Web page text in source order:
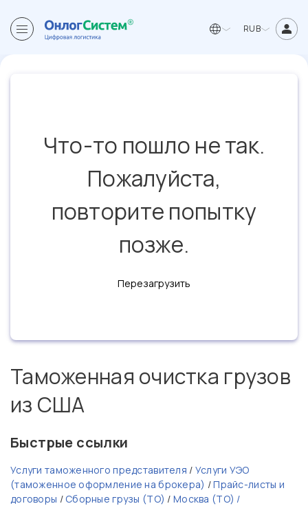
RUB
Что-то пошло не так.
Пожалуйста,
повторите попытку
позже.
Перезагрузить
Таможенная очистка грузов
из США
Быстрые ссылки
Услуги таможенного представителя / Услуги УЭО
(таможенное оформление на брокера) /Прайс-листы и
договоры / Сборные грузы (ТО) / Москва (ТО) /